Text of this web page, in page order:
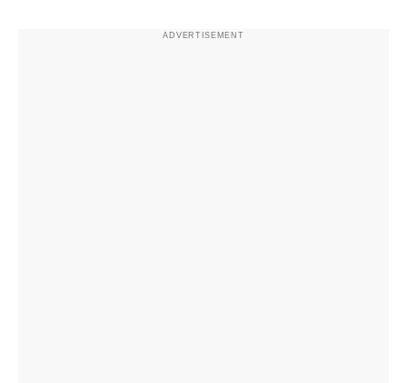
ADVERTISEMENT